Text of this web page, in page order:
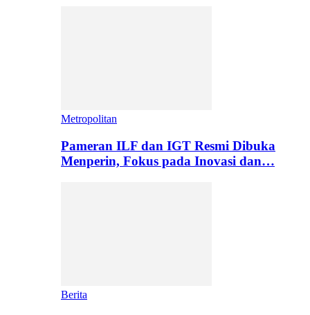
Metropolitan
Pameran ILF dan IGT Resmi Dibuka
Menperin, Fokus pada Inovasi dan…
Berita